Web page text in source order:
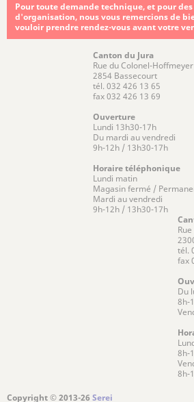
Pour toute demande technique, et pour
d'organisation, nous vous remercions de
vouloir prendre rendez-vous avant votre
Canton du Jura
Rue du Colonel-
2854 Bassecourt
tél. 032 426 13 65
fax 032 426 13 69
Ouverture
Lundi 13h30-17h
Du mardi au vendredi
9h-12h / 13h30-17h
Horaire téléphonique
Lundi matin
Magasin fermé /
Mardi au vendredi
9h-12h / 13h30-17h
tél.
fax
Du
8h-
8h-
8h-
Copyright © 2013-26 Serei